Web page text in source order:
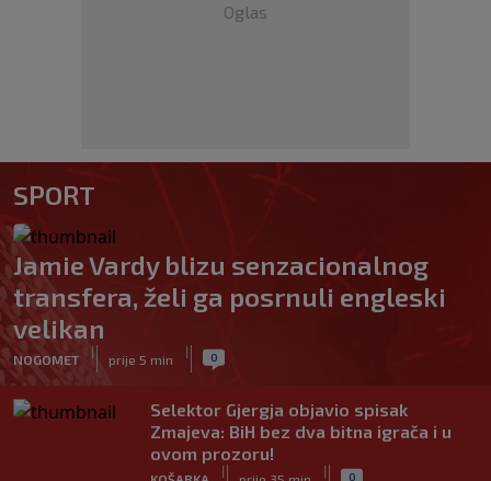
Oglas
SPORT
Jamie Vardy blizu senzacionalnog
transfera, želi ga posrnuli engleski
velikan
NOGOMET
|
prije 5 min
| 0
Selektor Gjergja objavio spisak
Zmajeva: BiH bez dva bitna igrača i u
ovom prozoru!
| | 0